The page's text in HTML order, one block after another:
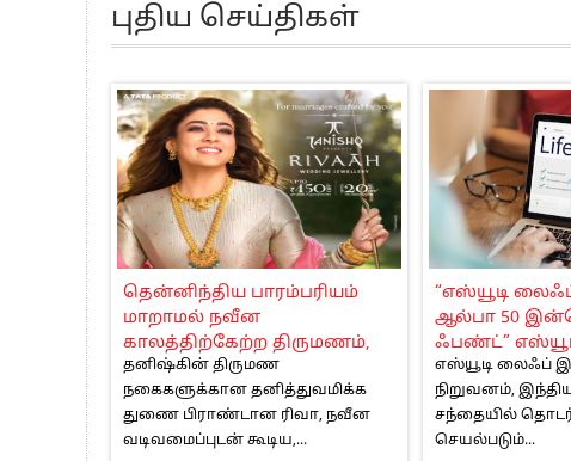
எங்களை நீக்குவதற்கு இபிஎஸ்க்கு அதிகாரம்
“மாணவர்கள் நடத்திய மொழிப்போரில்
பிரவீன் சக்ரவர்த்தியின் கருத்து காங்கிரஸ்
“ஜெயலலிதா அவர்களே என் ரோல் மாடல்” -
ராகுல் காந்தி கைது – தவெக தலைவர்
செத்து சாம்பல் ஆனாலும் தனித்துதான்
பாகிஸ்தானின் அணு ஆயுத மிரட்டலுக்கு
மத்திய ஆசிரியர் தகுதித் தேர்வு:
தமிழக சட்டப்பேரவையில் காலியிடங்கள் 6 ஆக
புதிய செய்திகள்
தென்னிந்திய பாரம்பரியம்
மாறாமல் நவீன
காலத்திற்கேற்ற திருமணம்,
பண்டிகை கால நகைகள்:
தனிஷ்க்கின் ரிவா பிராண்ட்
அறிமுகம்
தனிஷ்கின் திருமண
நகைகளுக்கான தனித்துவமிக்க
துணை பிராண்டான ரிவா, நவீன
வடிவமைப்புடன் கூடிய,...
“எஸ்யூடி
ஆல்பா 50
ஃபண்ட்”
இன்ஷூரன்ஸ்
அறிமுகம்
எஸ்யூடி
நிறுவனம்,
சந்தையில்
செயல்படும்...